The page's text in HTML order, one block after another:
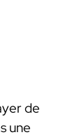
de
une